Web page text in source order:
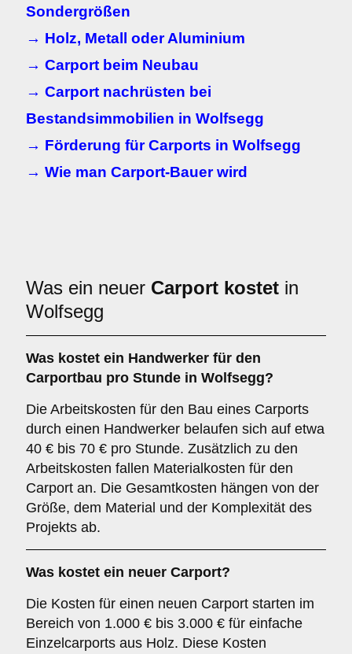
Sondergrößen
→ Holz, Metall oder Aluminium
→ Carport beim Neubau
→ Carport nachrüsten bei
Bestandsimmobilien in Wolfsegg
→ Förderung für Carports in Wolfsegg
→ Wie man Carport-Bauer wird
Was ein neuer Carport kostet in
Wolfsegg
Was kostet ein Handwerker für den
Carportbau pro Stunde in Wolfsegg?
Die Arbeitskosten für den Bau eines Carports
durch einen Handwerker belaufen sich auf etwa
40 € bis 70 € pro Stunde. Zusätzlich zu den
Arbeitskosten fallen Materialkosten für den
Carport an. Die Gesamtkosten hängen von der
Größe, dem Material und der Komplexität des
Projekts ab.
Was kostet ein neuer Carport?
Die Kosten für einen neuen Carport starten im
Bereich von 1.000 € bis 3.000 € für einfache
Einzelcarports aus Holz. Diese Kosten